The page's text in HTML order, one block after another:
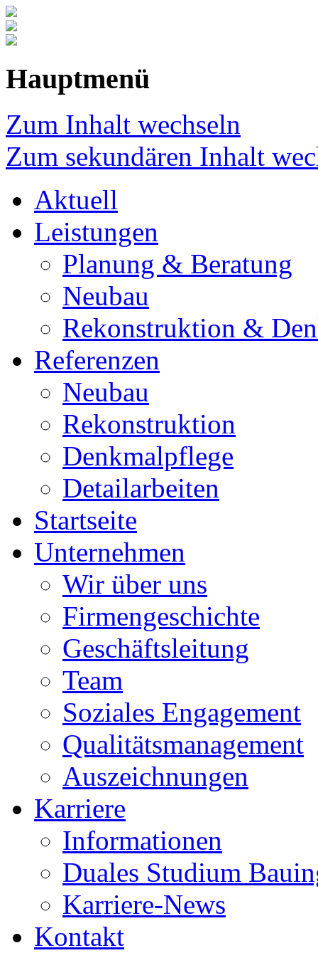
Hauptmenü
Zum Inhalt wechseln
Zum sekundären Inhalt
Aktuell
Leistungen
Planung & Beratung
Neubau
Rekonstruktion &
Referenzen
Neubau
Rekonstruktion
Denkmalpflege
Detailarbeiten
Startseite
Unternehmen
Wir über uns
Firmengeschichte
Geschäftsleitung
Team
Soziales Engagement
Qualitätsmanagement
Auszeichnungen
Karriere
Informationen
Duales Studium
Karriere-News
Kontakt